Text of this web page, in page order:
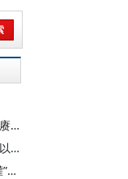
叶小文：对中华优秀传统文化来说，可赓续三条文脉
叶小文：一切国家和民族的发展，都要以文化创新和文明进步为先导和基础——赓续文脉 明体达用
叶小文：发挥多元文化交流互鉴的“滴灌”作用